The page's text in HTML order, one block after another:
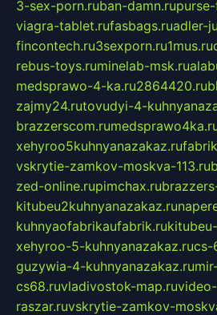
3-sex-porn.ruban-damn.ru
viagra-tablet.rufasbags.ruadler-
fincontech.ru3sexporn.ru1mus.ru
rebus-toys.ruminelab-msk.ru
medsprawo-4-ka.ru2864420.ru
zajmy24.rutovudyi-4-
brazzerscom.ru
xehyroo5kuhnyanazakaz.ru
vskrytie-zamkov-moskva-113.ru
zed-online.rupimchax.ru
kitubeu2kuhnyanazakaz.ru
kuhnyaofabrikaufabrik.ru
xehyroo-5-kuhnyanazakaz.rucs-
guzywia-4-kuhnyanazakaz.ru
cs68.ruvladivostok-map.ru
raszar.ruvskrytie-zamkov-